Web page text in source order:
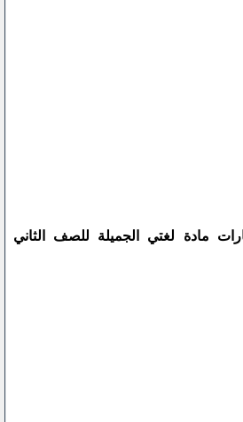
مادة لغتي الجميلة للصف الثاني